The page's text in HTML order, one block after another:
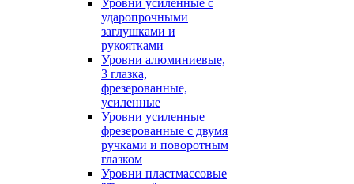
Уровни усиленные с
ударопрочными
заглушками и
рукоятками
Уровни алюминиевые,
3 глазка,
фрезерованные,
усиленные
Уровни усиленные
фрезерованные с двумя
ручками и поворотным
глазком
Уровни пластмассовые